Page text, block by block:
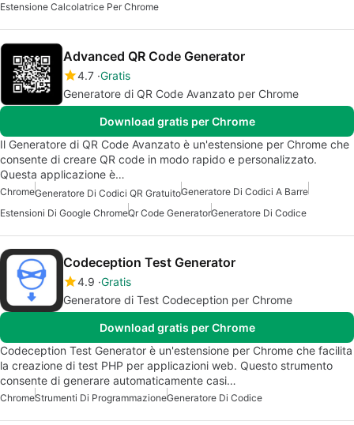
Estensione Calcolatrice Per Chrome
Advanced QR Code Generator
4.7 Gratis
Generatore di QR Code Avanzato per Chrome
Download gratis per Chrome
Il Generatore di QR Code Avanzato è un'estensione per Chrome che
consente di creare QR code in modo rapido e personalizzato.
Questa applicazione è…
ChromeGeneratore Di Codici QR GratuitoGeneratore Di Codici A Barre
Estensioni Di Google ChromeQr Code GeneratorGeneratore Di Codice
Codeception Test Generator
4.9 Gratis
Generatore di Test Codeception per Chrome
Download gratis per Chrome
Codeception Test Generator è un'estensione per Chrome che facilita
la creazione di test PHP per applicazioni web. Questo strumento
consente di generare automaticamente casi…
ChromeStrumenti Di ProgrammazioneGeneratore Di Codice